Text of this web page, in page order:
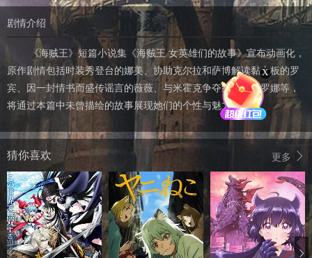
剧情介绍
《海贼王》短篇小说集《海贼王 女英雄们的故事》宣布动画化，
原作剧情包括时装秀登台的娜美、协助克尔拉和萨博解读黏土板的罗
宾、因一封情书而盛传谣言的薇薇、与米霍克争夺红酒的佩罗娜等，
将通过本篇中未曾描绘的故事展现她们的个性与魅力。
更多
猜你喜欢
X